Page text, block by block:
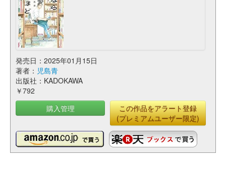
発売日：2025年01月15日
著者： 児島青
出版社：KADOKAWA
￥792
購入管理
この作品をアラート登録
(プレミアムユーザー限定)